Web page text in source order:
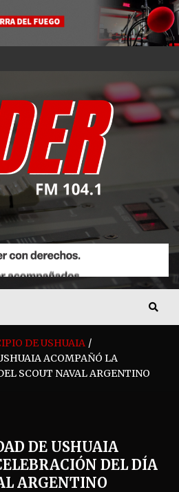
DE USHUAIA
ACOMPAÑÓ LA
SCOUT NAVAL ARGENTINO
DE USHUAIA
DEL DÍA
ARGENTINO